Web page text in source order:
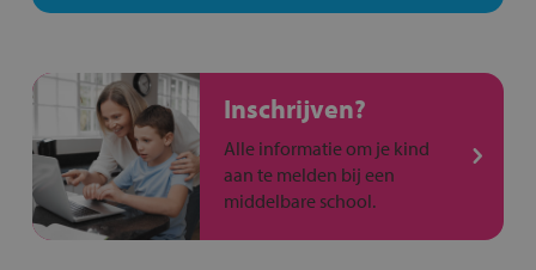
Inschrijven?
Alle informatie om je kind
aan te melden bij een
middelbare school.